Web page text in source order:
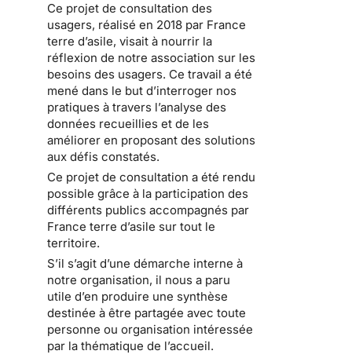
Ce projet de consultation des
usagers, réalisé en 2018 par France
terre d’asile, visait à nourrir la
réflexion de notre association sur les
besoins des usagers. Ce travail a été
mené dans le but d’interroger nos
pratiques à travers l’analyse des
données recueillies et de les
améliorer en proposant des solutions
aux défis constatés.
Ce projet de consultation a été rendu
possible grâce à la participation des
différents publics accompagnés par
France terre d’asile sur tout le
territoire.
S’il s’agit d’une démarche interne à
notre organisation, il nous a paru
utile d’en produire une synthèse
destinée à être partagée avec toute
personne ou organisation intéressée
par la thématique de l’accueil.